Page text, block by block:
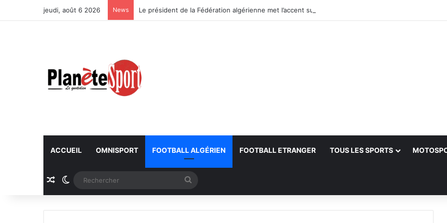
jeudi, août 6 2026 News
ACCUEIL OMNISPORT FOOTBALL ALGÉRIEN FOOTBALL ETRANGER TOUS LES SPORTS
Article Aléatoire
Switch skin